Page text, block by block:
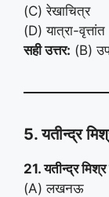
(C) रेखाचित्र
(D) यात्रा-वृत्तांत
सही उत्तर: (B)
5. यतीन्द्र
21. यतीन्द्र
(A) लखनऊ